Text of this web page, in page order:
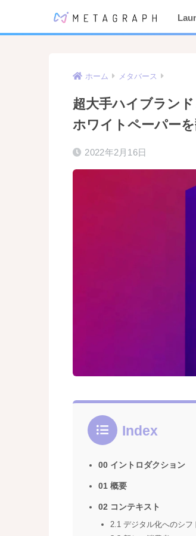
ホーム メタバース
超大手ハイブラン
ホワイトペーパー
2022年2月16日
Index
00 イントロダクション
01 概要
02 コンテキスト
2.1 デジタル化へのシフ